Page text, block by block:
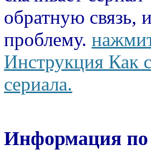
обратную связь,
проблему.
Инструкция Как
сериала.
Информация по